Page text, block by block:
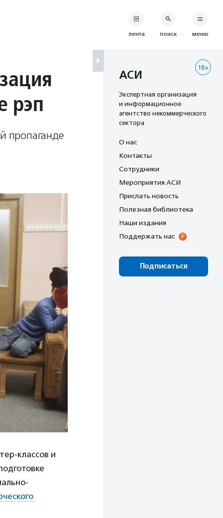
рэп
пропаганде
классов и
лента поиск меню
18+
АСИ
Экспертная организация
и информационное
агентство некоммерческого
сектора
О нас
Контакты
Сотрудники
Мероприятия АСИ
Прислать новость
Полезная библиотека
Наши издания
Поддержать нас
Подписаться